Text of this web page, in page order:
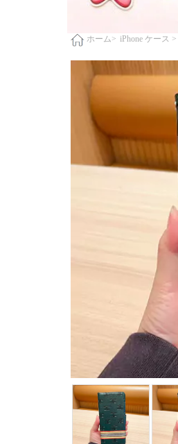
ホーム> iPhone ケース >